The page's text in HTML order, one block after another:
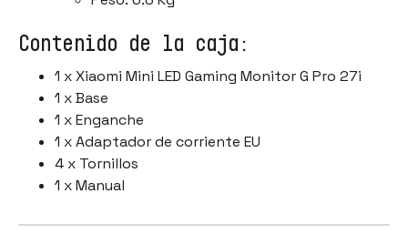
Contenido de la caja:
1 x Xiaomi Mini LED Gaming Monitor G Pro 27i
1 x Base
1 x Enganche
1 x Adaptador de corriente EU
4 x Tornillos
1 x Manual